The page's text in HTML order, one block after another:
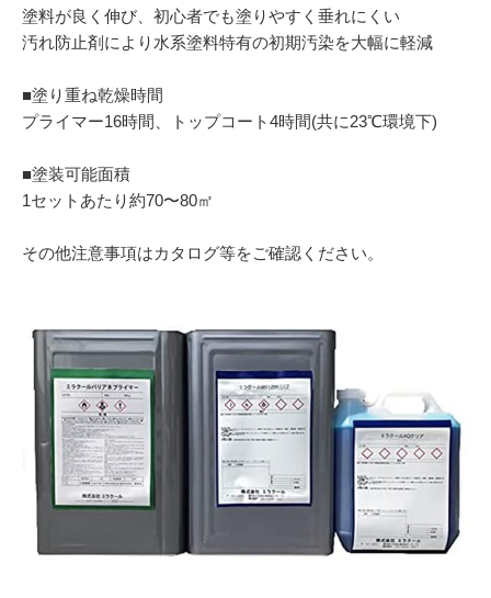
塗料が良く伸び、初心者でも塗りやすく垂れにくい
汚れ防止剤により水系塗料特有の初期汚染を大幅に軽減
■塗り重ね乾燥時間
プライマー16時間、トップコート4時間(共に23℃環境下)
■塗装可能面積
1セットあたり約70〜80㎡
その他注意事項はカタログ等をご確認ください。